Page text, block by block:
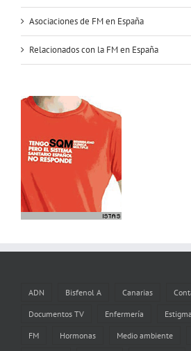
Asociaciones de FM en España
Relacionados con la FM en España
ADN Bisfenol A Canarias
Documentos TV Enfermería Estigma
FM Hormonas Medio ambiente